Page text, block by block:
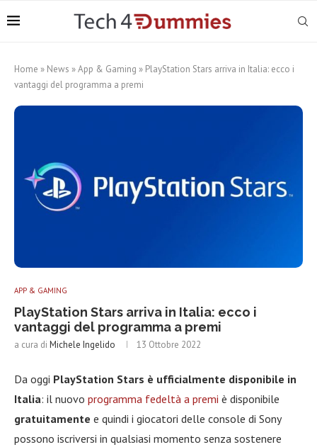
Home » News »App & Gaming » PlayStation Stars arriva in Italia: ecco i
vantaggi del programma a premi
APP & GAMING
PlayStation Stars arriva in Italia: ecco i
vantaggi del programma a premi
a cura di Michele Ingelido 13 Ottobre 2022
Da oggi PlayStation Stars è ufficialmente disponibile in
Italia: il nuovo programma fedeltà a premi è disponibile
gratuitamente e quindi i giocatori delle console di Sony
possono iscriversi in qualsiasi momento senza sostenere